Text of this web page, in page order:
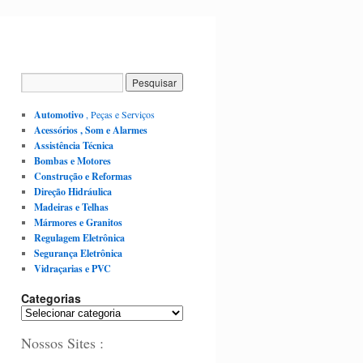
Automotivo, Peças e Serviços
Acessórios , Som e Alarmes
Assistência Técnica
Bombas e Motores
Construção e Reformas
Direção Hidráulica
Madeiras e Telhas
Mármores e Granitos
Regulagem Eletrônica
Segurança Eletrônica
Vidraçarias e PVC
Categorias
C
tNossos Sites :